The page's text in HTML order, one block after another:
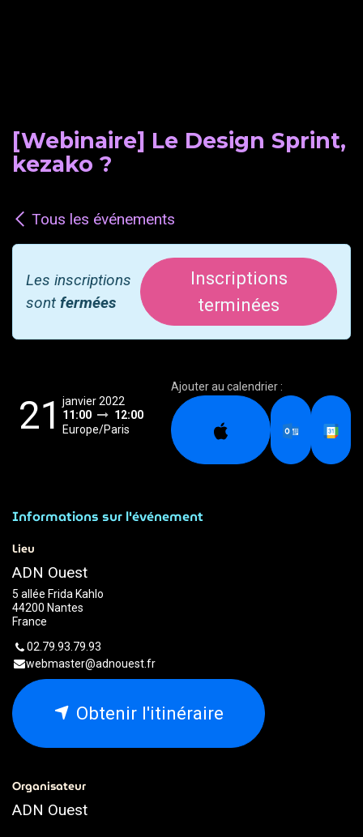
[Webinaire] Le Design Sprint,
kezako ?
Tous les événements
Les inscriptions
sont fermées
Inscriptions
terminées
21janvier 2022
11:00
12:00
Europe/Paris
Ajouter au calendrier :
Informations sur l'événement
Lieu
ADN Ouest
5 allée Frida Kahlo
44200 Nantes
France
02.79.93.79.93
webmaster@adnouest.fr
Obtenir l'itinéraire
Organisateur
ADN Ouest